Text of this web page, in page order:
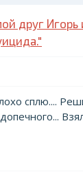
друг Игорь
сплю....